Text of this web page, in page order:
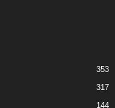
353
317
144